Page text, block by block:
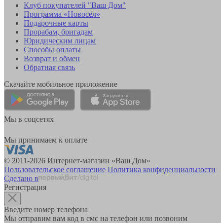
Клуб покупателей "Ваш Дом"
Программа «Новосёл»
Подарочные карты
Прорабам, бригадам
Юридическим лицам
Способы оплаты
Возврат и обмен
Обратная связь
Скачайте мобильное приложение
Мы в соцсетях
Мы принимаем к оплате
© 2011-2026 Интернет-магазин «Ваш Дом»
Пользовательское соглашение Политика конфиденциальности
Сделано в
Регистрация
Введите номер телефона
Мы отправим вам код в смс на телефон или позвоним